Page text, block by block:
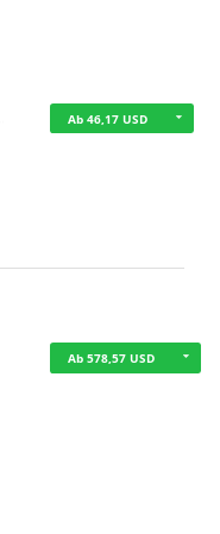
Ab 46,17 USD
Ab 578,57 USD